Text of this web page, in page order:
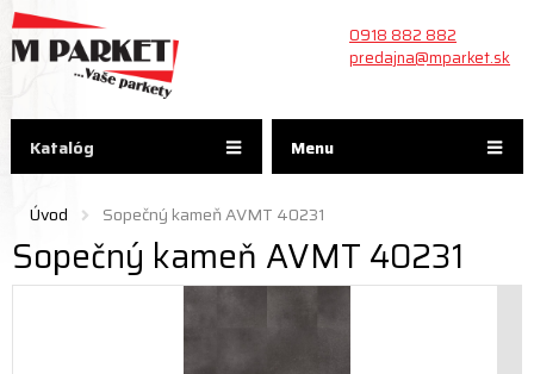
Menu
0918 882 882
predajna@mparket.sk
Úvod Sopečný kameň AVMT 40231
Sopečný kameň AVMT 40231
Katalóg